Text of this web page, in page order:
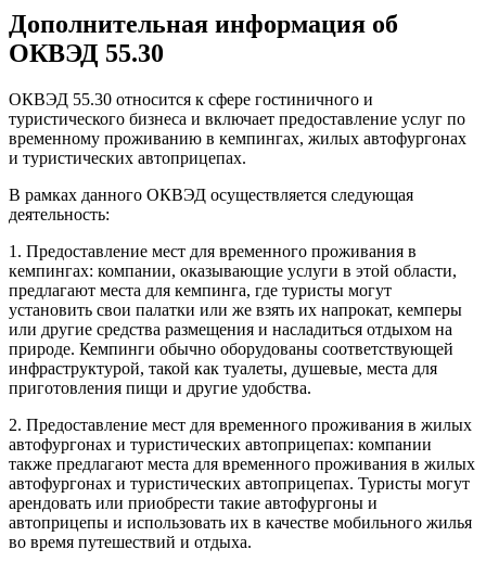
Дополнительная информация об
ОКВЭД 55.30
ОКВЭД 55.30 относится к сфере гостиничного и
туристического бизнеса и включает предоставление услуг по
временному проживанию в кемпингах, жилых автофургонах
и туристических автоприцепах.
В рамках данного ОКВЭД осуществляется следующая
деятельность:
1. Предоставление мест для временного проживания в
кемпингах: компании, оказывающие услуги в этой области,
предлагают места для кемпинга, где туристы могут
установить свои палатки или же взять их напрокат, кемперы
или другие средства размещения и насладиться отдыхом на
природе. Кемпинги обычно оборудованы соответствующей
инфраструктурой, такой как туалеты, душевые, места для
приготовления пищи и другие удобства.
2. Предоставление мест для временного проживания в жилых
автофургонах и туристических автоприцепах: компании
также предлагают места для временного проживания в жилых
автофургонах и туристических автоприцепах. Туристы могут
арендовать или приобрести такие автофургоны и
автоприцепы и использовать их в качестве мобильного жилья
во время путешествий и отдыха.